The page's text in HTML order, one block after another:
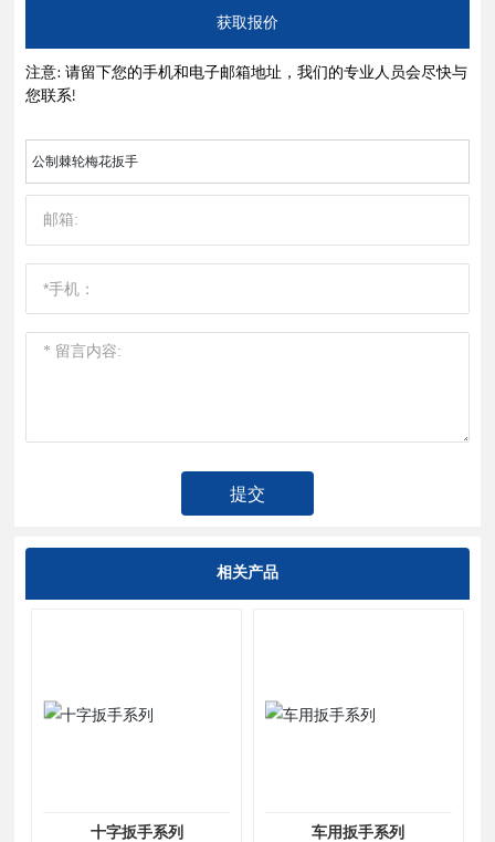
获取报价
注意: 请留下您的手机和电子邮箱地址，我们的专业人员会尽快与
您联系!
公制棘轮梅花扳手
提交
相关产品
十字扳手系列 车用扳手系列